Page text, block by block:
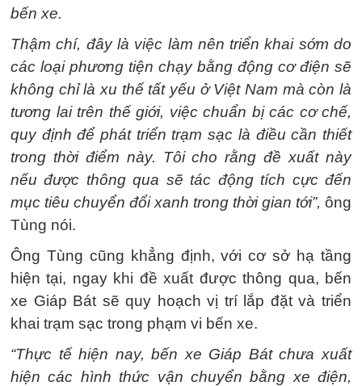
bến xe.
Thậm chí, đây là việc làm nên triển khai sớm do
các loại phương tiện chạy bằng động cơ điện sẽ
không chỉ là xu thế tất yếu ở Việt Nam mà còn là
tương lai trên thế giới, việc chuẩn bị các cơ chế,
quy định để phát triển trạm sạc là điều cần thiết
trong thời điểm này. Tôi cho rằng đề xuất này
nếu được thông qua sẽ tác động tích cực đến
mục tiêu chuyển đổi xanh trong thời gian tới”, ông
Tùng nói.
Ông Tùng cũng khẳng định, với cơ sở hạ tầng
hiện tại, ngay khi đề xuất được thông qua, bến
xe Giáp Bát sẽ quy hoạch vị trí lắp đặt và triển
khai trạm sạc trong phạm vi bến xe.
“Thực tế hiện nay, bến xe Giáp Bát chưa xuất
hiện các hình thức vận chuyển bằng xe điện,